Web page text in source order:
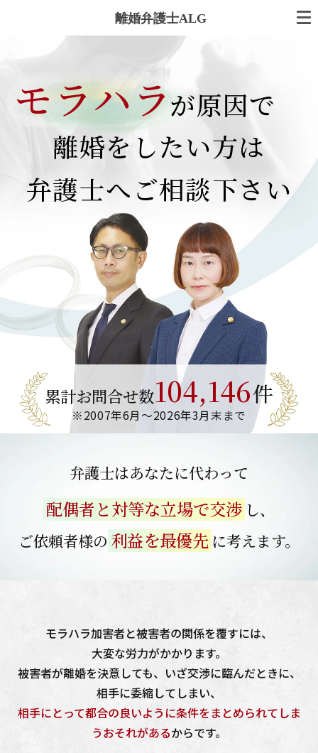
離婚弁護士ALG
モラハラが原因で
離婚をしたい方は
弁護士へご相談下さい
累計お問合せ数104,146件
※2007年6月～2026年3月末まで
弁護士はあなたに代わって
配偶者と対等な立場で交渉 し、
ご依頼者様の 利益を最優先 に考えます。
モラハラ加害者と被害者の関係を覆すには、
大変な労力がかかります。
被害者が離婚を決意しても、いざ交渉に臨んだときに、
相手に委縮してしまい、
相手にとって都合の良いように条件をまとめられてしま
うおそれがあるからです。